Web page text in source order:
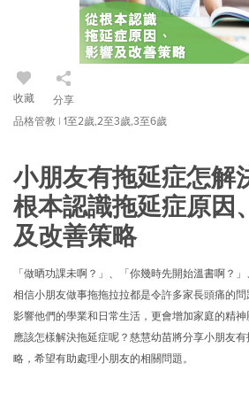
收藏
分享
品格管教 | 1至2歲,2至3歲,3至6歲
小朋友有拖延症怎解
根本認識拖延症原因
及改善策略
「做晒功課未啊？」、「你幾時先開始溫書啊？
相信小朋友做事拖拖拉拉都是令許多家長頭痛的
影響他們的學業和日常生活，更會增加家庭的精
應該怎樣解決拖延症呢？慈慧幼苗將分享小朋友
略，希望有助處理小朋友的相關問題。